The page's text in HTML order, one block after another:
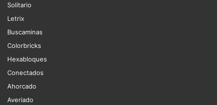
Solitario
Letrix
Buscaminas
Colorbricks
Hexabloques
Conectados
Ahorcado
Averiado